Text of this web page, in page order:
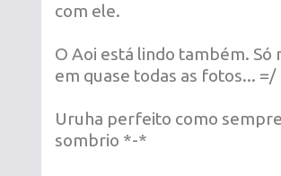
com ele.
O Aoi está lindo também. Só
em quase todas as fotos... =/
Uruha perfeito como
sombrio *-*